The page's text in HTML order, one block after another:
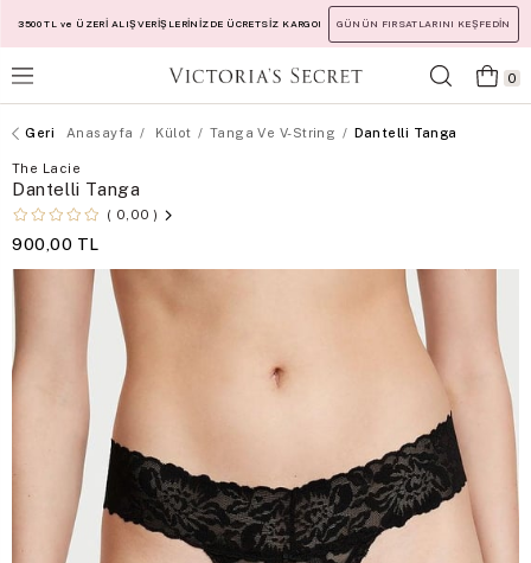
3500 TL ve ÜZERİ ALIŞVERİŞLERİNİZDE ÜCRETSİZ KARGO! GÜNÜN FIRSATLARINI KEŞFEDİN
0
Anasayfa Külot Tanga Ve V-String Dantelli Tanga
The Lacie
Dantelli Tanga
0,00
900,00 TL